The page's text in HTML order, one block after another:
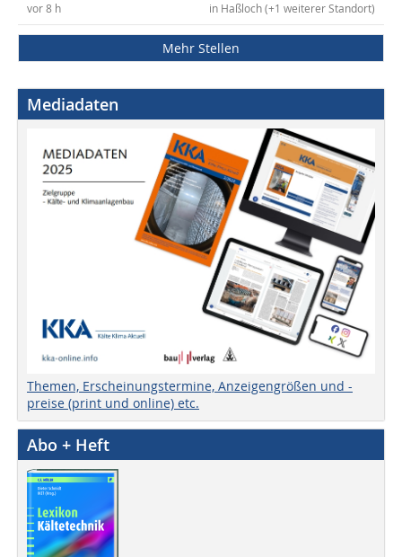
in Haßloch (+1 weiterer Standort)
vor 8 h
Mehr Stellen
Mediadaten
Themen, Erscheinungstermine, Anzeigengrößen und -
preise (print und online) etc.
Abo + Heft